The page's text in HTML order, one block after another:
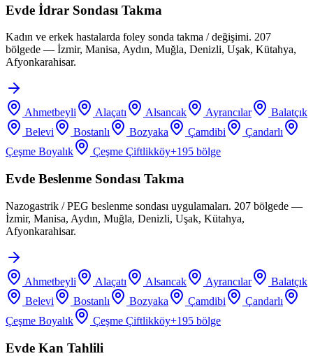
Evde İdrar Sondası Takma
Kadın ve erkek hastalarda foley sonda takma / değişimi. 207
bölgede — İzmir, Manisa, Aydın, Muğla, Denizli, Uşak, Kütahya,
Afyonkarahisar.
Ahmetbeyli Alaçatı Alsancak Ayrancılar
Balatçık
Belevi
Bostanlı Bozyaka Çamdibi
Çandarlı
Çeşme Boyalık
Çeşme Çiftlikköy+195 bölge
Evde Beslenme Sondası Takma
Nazogastrik / PEG beslenme sondası uygulamaları. 207 bölgede —
İzmir, Manisa, Aydın, Muğla, Denizli, Uşak, Kütahya,
Afyonkarahisar.
Ahmetbeyli Alaçatı Alsancak Ayrancılar
Balatçık
Belevi
Bostanlı Bozyaka Çamdibi
Çandarlı
Çeşme Boyalık
Çeşme Çiftlikköy+195 bölge
Evde Kan Tahlili